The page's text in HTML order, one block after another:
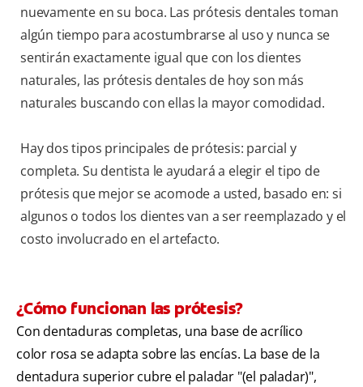
nuevamente en su boca. Las prótesis dentales toman
algún tiempo para acostumbrarse al uso y nunca se
sentirán exactamente igual que con los dientes
naturales, las prótesis dentales de hoy son más
naturales buscando con ellas la mayor comodidad.
Hay dos tipos principales de prótesis: parcial y
completa. Su dentista le ayudará a elegir el tipo de
prótesis que mejor se acomode a usted, basado en: si
algunos o todos los dientes van a ser reemplazado y el
costo involucrado en el artefacto.
¿Cómo funcionan las prótesis?
Con dentaduras completas, una base de acrílico
color rosa se adapta sobre las encías. La base de la
dentadura superior cubre el paladar "(el paladar)",